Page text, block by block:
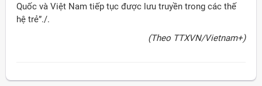
Quốc và Việt Nam tiếp tục được lưu truyền trong các thế
hệ trẻ”./.
(Theo TTXVN/Vietnam+)